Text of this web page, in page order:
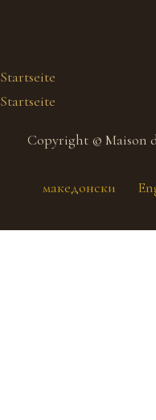
Startseite
Startseite
Copyright © Maison
македонски